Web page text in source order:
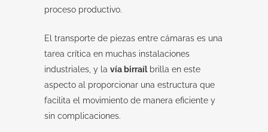
proceso productivo.
El transporte de piezas entre cámaras es una
tarea crítica en muchas instalaciones
industriales, y la vía birraílbrilla en este
aspecto al proporcionar una estructura que
facilita el movimiento de manera eficiente y
sin complicaciones.